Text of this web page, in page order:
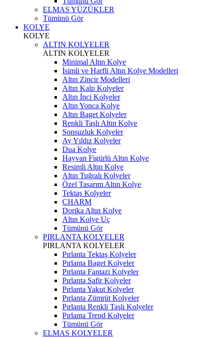
ELMAS YÜZÜKLER
Tümünü Gör
KOLYE
KOLYE
ALTIN KOLYELER
ALTIN KOLYELER
Minimal Altın Kolye
İsimli ve Harfli Altın Kolye Modelleri
Altın Zincir Modelleri
Altın Kalp Kolyeler
Altın İnci Kolyeler
Altın Yonca Kolye
Altın Baget Kolyeler
Renkli Taşlı Altın Kolye
Sonsuzluk Kolyeler
Ay Yıldız Kolyeler
Dua Kolye
Hayvan Figürlü Altın Kolye
Resimli Altın Kolye
Altın Tuğralı Kolyeler
Özel Tasarım Altın Kolye
Tektaş Kolyeler
CHARM
Dorika Altın Kolye
Altın Kolye Uç
Tümünü Gör
PIRLANTA KOLYELER
PIRLANTA KOLYELER
Pırlanta Tektaş Kolyeler
Pırlanta Baget Kolyeler
Pırlanta Fantazi Kolyeler
Pırlanta Safir Kolyeler
Pırlanta Yakut Kolyeler
Pırlanta Zümrüt Kolyeler
Pırlanta Renkli Taşlı Kolyeler
Pırlanta Trend Kolyeler
Tümünü Gör
ELMAS KOLYELER